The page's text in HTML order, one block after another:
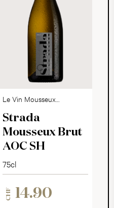
Le Vin Mousseux
Suisse
Strada
Mousseux Brut
AOC SH
75cl
CHF 14.90